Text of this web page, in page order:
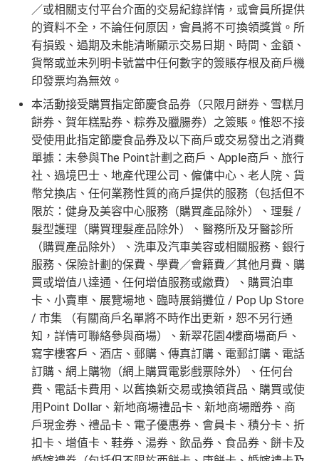
／或相關支付平台介面的交易紀錄詳情，或會員所提供
的資料不全，不論任何原因，會員將不可換領獎賞。所
有損毀、過期及未能清晰顯示交易日期、時間、金額、
貨幣或並未列明卡號當中任何數字的簽賬存根及商戶機
印發票均為無效。
本活動接受購買指定節慶食品券（只限月餅券、雪糕月
餅券、賀年糕點券、粽券及臘腸券）之簽賬。惟恕不接
受使用此指定節慶食品券及以下商戶或交易發出之消費
單據：未參與The Point計劃之商戶、Apple商戶、旅行
社、過境巴士、地產代理公司、僱傭中心、老人院、貨
幣兌換店、任何業務性質的商戶提供的服務（包括但不
限於：健身及美容中心服務（購買產品除外）、理髮 /
髮型護理（購買理髮產品除外）、醫務所及牙醫診所
（購買產品除外）、洗車及汽車美容或相關服務、銀行
服務、保險計劃的保費、學費／會籍費／其他月費、購
買或增值八達通、任何增值服務或繳費）、購買泊車
卡、小賣車、展覽場地、臨時展銷攤位 / Pop Up Store
/ 市集 （有關商戶名單將不時作出更新，恕不另行通
知，詳情可聯絡參與商場）、新翠花園4樓商場商戶、
寫字樓客戶、酒店、郵購、傳真訂購、電郵訂購、電話
訂購、網上購物（網上購買電影戲票除外）、任何台
費、電話卡費用、以舊換新交易或換領貨品、購買或使
用Point Dollar、新地商場禮品卡、新地商場贈券、商
戶現金券、禮品卡、電子優惠券、會員卡、積分卡、折
扣卡、增值卡、鞋券、湯券、飲品券、食品券、餅卡及